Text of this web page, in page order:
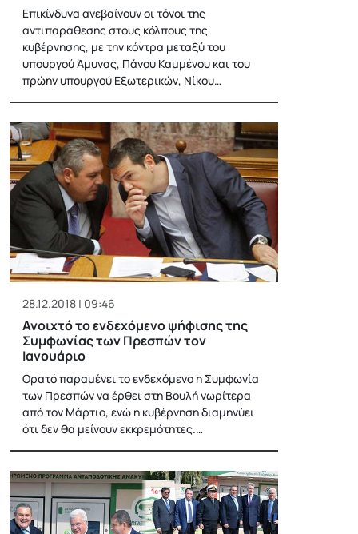
Επικίνδυνα ανεβαίνουν οι τόνοι της
αντιπαράθεσης στους κόλπους της
κυβέρνησης, με την κόντρα μεταξύ του
υπουργού Άμυνας, Πάνου Καμμένου και του
πρώην υπουργού Εξωτερικών, Νίκου…
28.12.2018 | 09:46
Ανοιχτό το ενδεχόμενο ψήφισης της
Συμφωνίας των Πρεσπών τον
Ιανουάριο
Ορατό παραμένει το ενδεχόμενο η Συμφωνία
των Πρεσπών να έρθει στη Βουλή νωρίτερα
από τον Μάρτιο, ενώ η κυβέρνηση διαμηνύει
ότι δεν θα μείνουν εκκρεμότητες.…